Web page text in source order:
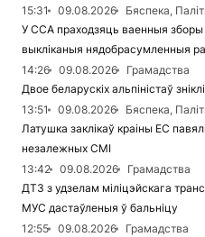
15:31
09.08.2026
Бяспека,
У ССА праходзяць ваенныя
выкліканыя нядобрасумленныя
14:26
09.08.2026
Грамадства
Двое беларускіх альпіністаў
13:51
09.08.2026
Бяспека,
Латушка заклікаў краіны ЕС
незалежных СМІ
13:42
09.08.2026
Грамадства
ДТЗ з удзелам міліцэйскага
МУС дастаўленыя ў бальніцу
12:55
09.08.2026
Грамадства